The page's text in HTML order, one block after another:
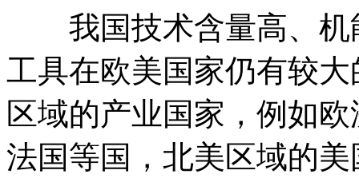
我国技术含量高、机
工具在欧美国家仍有较
区域的产业国家，例如
法国等国，北美区域的